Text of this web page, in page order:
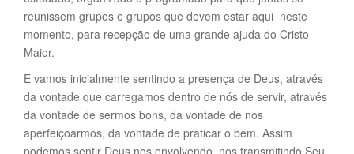
reunissem grupos e grupos que devem estar aqui neste
momento, para recepção de uma grande ajuda do Cristo
Maior.
E vamos inicialmente sentindo a presença de Deus, através
da vontade que carregamos dentro de nós de servir, através
da vontade de sermos bons, da vontade de nos
aperfeiçoarmos, da vontade de praticar o bem. Assim
podemos sentir Deus nos envolvendo, nos transmitindo Seu